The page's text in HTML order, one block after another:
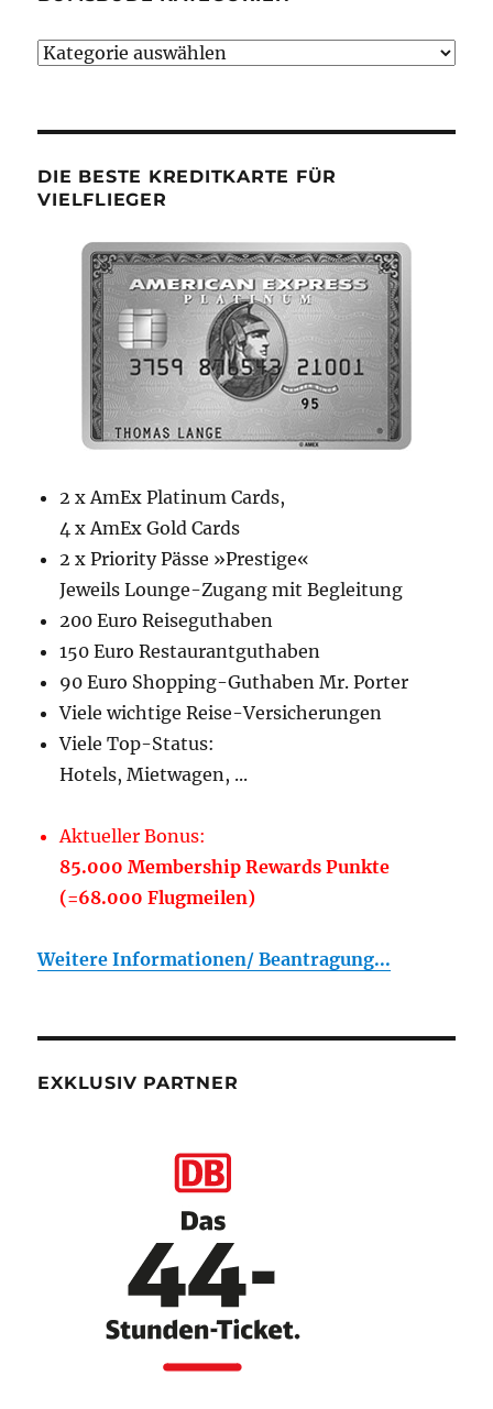
Bumsbude
DIE BESTE KREDITKARTE FÜR
VIELFLIEGER
2 x AmEx Platinum Cards,
4 x AmEx Gold Cards
2 x Priority Pässe »Prestige«
Jeweils Lounge-Zugang mit Begleitung
200 Euro Reiseguthaben
150 Euro Restaurantguthaben
90 Euro Shopping-Guthaben Mr. Porter
Viele wichtige Reise-Versicherungen
Viele Top-Status:
Hotels, Mietwagen, ...
Aktueller Bonus:
85.000 Membership Rewards Punkte
(=68.000 Flugmeilen)
Weitere Informationen/ Beantragung...
EXKLUSIV PARTNER